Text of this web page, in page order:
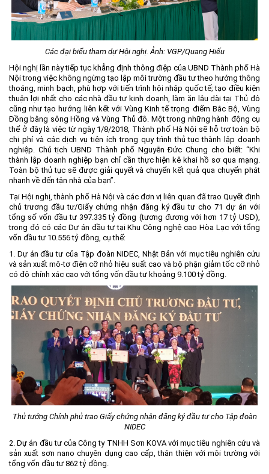
Môi trường
Quy hoạch - Xây dựng
Ưu đãi đầu tư
Công nghệ và Sản phẩm
Văn bản khác
Các đại biểu tham dự Hội nghị. Ảnh: VGP/Quang Hiếu
Hội nghị lần này tiếp tục khẳng định thông điệp của UBND Thành phố Hà
Nội trong việc không ngừng tạo lập môi trường đầu tư theo hướng thông
thoáng, minh bạch, phù hợp với tiến trình hội nhập quốc tế; tạo điều kiện
thuận lợi nhất cho các nhà đầu tư kinh doanh, làm ăn lâu dài tại Thủ đô
cũng như tạo hướng liên kết với Vùng Kinh tế trọng điểm Bắc Bộ, Vùng
Đồng bằng sông Hồng và Vùng Thủ đô. Một trong những hành động cụ
thể ở đây là việc từ ngày 1/8/2018, Thành phố Hà Nội sẽ hỗ trợ toàn bộ
chi phí và các dịch vụ tiện ích trong quy trình thủ tục thành lập doanh
nghiệp. Chủ tịch UBND Thành phố Nguyễn Đức Chung cho biết: “Khi
thành lập doanh nghiệp bạn chỉ cần thực hiện kê khai hồ sơ qua mạng.
Toàn bộ thủ tục sẽ được giải quyết và chuyển kết quả qua chuyển phát
nhanh về đến tận nhà của bạn”.
Tại Hội nghị, thành phố Hà Nội và các đơn vị liên quan đã trao Quyết định
chủ trương đầu tư/Giấy chứng nhận đăng ký đầu tư cho 71 dự án với
tổng số vốn đầu tư 397.335 tỷ đồng (tương đương với hơn 17 tỷ USD),
trong đó có các Dự án đầu tư tại Khu Công nghệ cao Hòa Lạc với tổng
vốn đầu tư 10.556 tỷ đồng, cụ thể:
1. Dự án đầu tư của Tập đoàn NIDEC, Nhật Bản với mục tiêu nghiên cứu
và sản xuất mô-tơ điện cỡ nhỏ hiệu suất cao và bộ phận giảm tốc cỡ nhỏ
có độ chính xác cao với tổng vốn đầu tư khoảng 9.100 tỷ đồng.
Thủ tướng Chính phủ trao Giấy chứng nhận đăng ký đầu tư cho Tập đoàn
NIDEC
2. Dự án đầu tư của Công ty TNHH Sơn KOVA với mục tiêu nghiên cứu và
sản xuất sơn nano chuyên dụng cao cấp, thân thiện với môi trường với
tổng vốn đầu tư 862 tỷ đồng.